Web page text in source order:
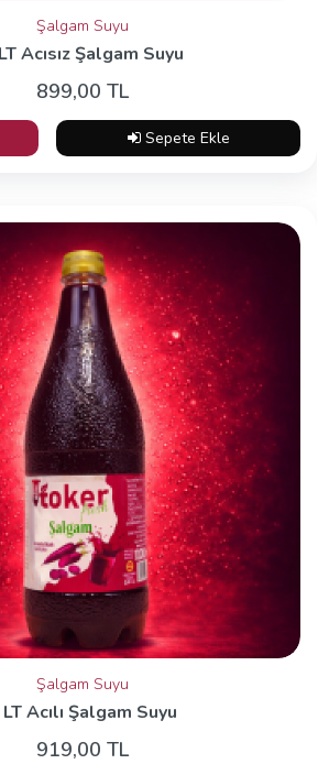
Şalgam Suyu
Acısız Şalgam Suyu
899,00 TL
Sepete Ekle
Şalgam Suyu
LT Acılı Şalgam Suyu
919,00 TL